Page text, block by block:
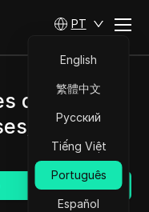
PT
English
繁體中文
Русский
Tiếng Việt
Português
Español
de Wish e
regiões.